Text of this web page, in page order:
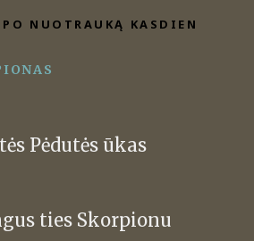
NUOTRAUKĄ KASDIEN
Pėdutės ūkas
ties Skorpionu